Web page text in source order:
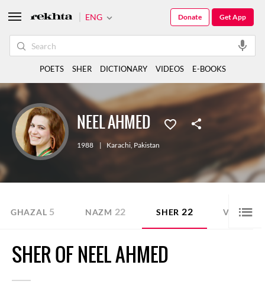
NEEL AHMED
1988 | Karachi, Pakistan
GHAZAL 5 NAZM 22 SHER 22 VIDEO
SHER OF NEEL AHMED
ENG Get App
Donate
POETS SHER DICTIONARY VIDEOS E-BOOKS